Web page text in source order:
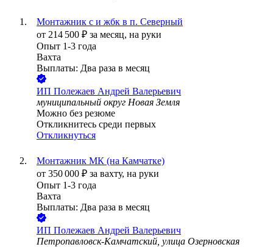
Монтажник с и жбк в п. Северный
от 214 500 ₽ за месяц, на руки
Опыт 1-3 года
Вахта
Выплаты: Два раза в месяц
ИП Полежаев Андрей Валерьевич
муниципальный округ Новая Земля
Можно без резюме
Откликнитесь среди первых
Откликнуться
Монтажник МК (на Камчатке)
от 350 000 ₽ за вахту, на руки
Опыт 1-3 года
Вахта
Выплаты: Два раза в месяц
ИП Полежаев Андрей Валерьевич
Петропавловск-Камчатский, улица Озерновская